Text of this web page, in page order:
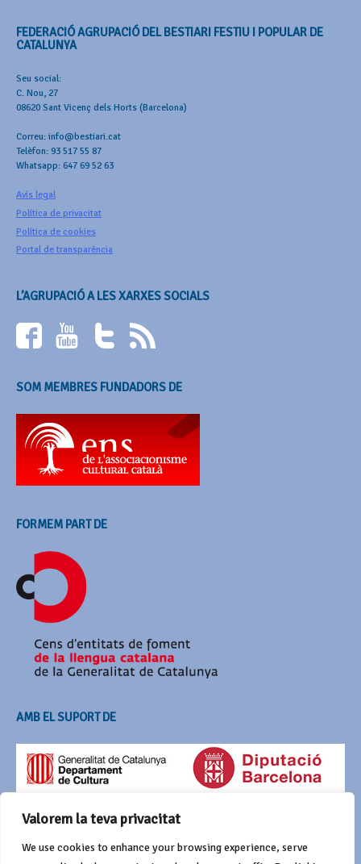
Valorem la teva privacitat
We use cookies to enhance your browsing experience, serve
FEDERACIÓ AGRUPACIÓ DEL BESTIARI FESTIU I POPULAR DE
CATALUNYA
Seu social:
C. Nou, 27
08620 Sant Vicenç dels Horts (Barcelona)
Correu: info@bestiari.cat
Telèfon: 93 517 55 87
Whatsapp: 647 69 52 63
Avís legal
Política de privacitat
Política de cookies
Portal de transparència
L’AGRUPACIÓ A LES XARXES SOCIALS
SOM MEMBRES FUNDADORS DE
FORMEM PART DE
AMB EL SUPORT DE